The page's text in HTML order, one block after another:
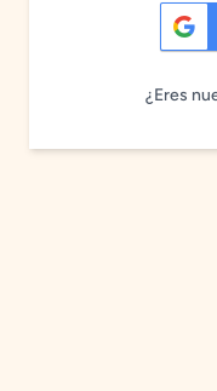
¿Eres